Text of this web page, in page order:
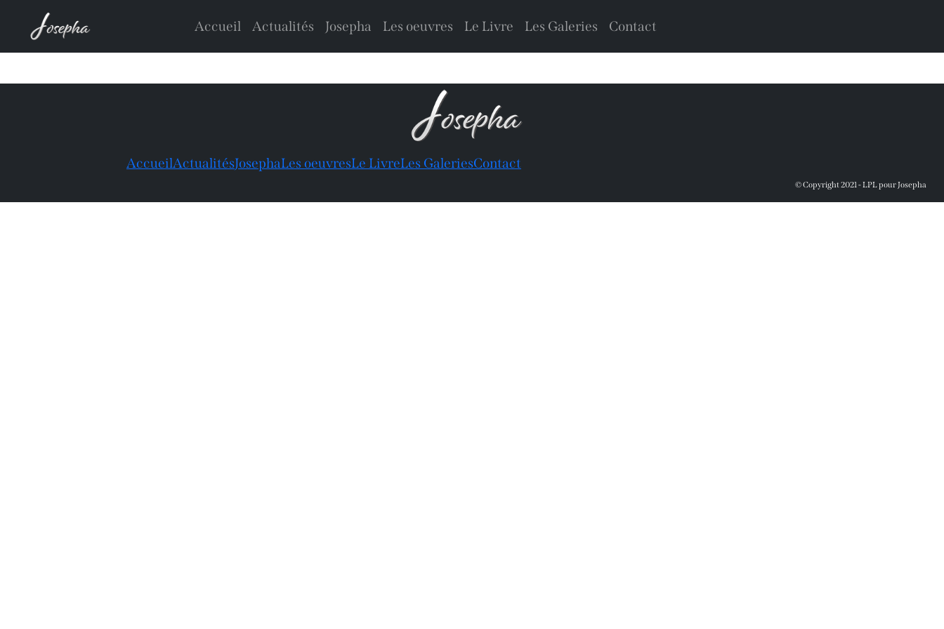
Accueil Actualités Josepha Les oeuvres Le Livre Les Galeries Contact
AccueilActualitésJosephaLes oeuvresLe LivreLes GaleriesContact
© Copyright 2021 - LPL pour Josepha